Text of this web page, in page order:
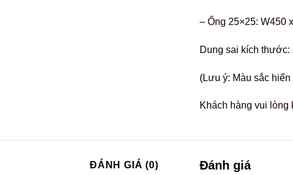
– Ống 25×25: W450
Dung sai kích thước:
(Lưu ý: Màu sắc
Khách hàng vui lòng
ĐÁNH GIÁ (0) Đánh giá